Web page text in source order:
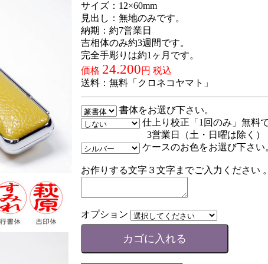
サイズ：12×60mm
見出し：無地のみです。
納期：約7営業日
吉相体のみ約3週間です。
完全手彫りは約1ヶ月です。
価格 24.200円 税込
送料：無料「クロネコヤマト」
書体をお選び下さい。
仕上り校正「1回のみ」無料で
3営業日（土・日曜は除く）
ケースのお色をお選び下さい
お作りする文字３文字までご入力ください 。
オプション